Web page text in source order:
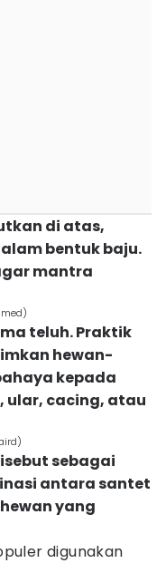
di atas,
bentuk baju.
mantra
teluh. Praktik
hewan-
kepada
ular, cacing, atau
sebagai
antara santet
yang
digunakan